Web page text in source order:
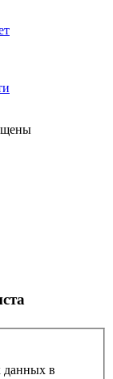
данных в